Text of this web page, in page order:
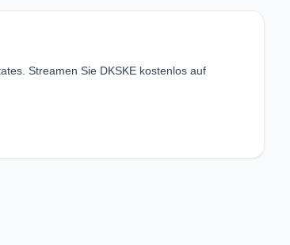
Streamen Sie DKSKE kostenlos auf